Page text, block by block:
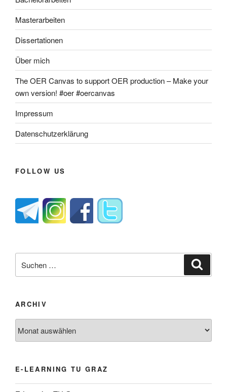
Masterarbeiten
Dissertationen
Über mich
The OER Canvas to support OER production – Make your
own version! #oer #oercanvas
Impressum
Datenschutzerklärung
FOLLOW US
nach:
ARCHIV
E-LEARNING TU GRAZ